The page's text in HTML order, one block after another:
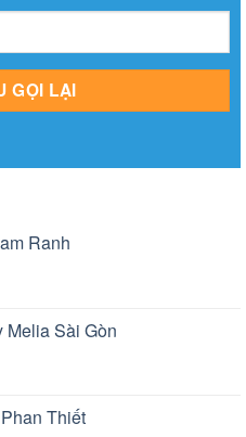
Ranh
Melia Sài Gòn
Thiết